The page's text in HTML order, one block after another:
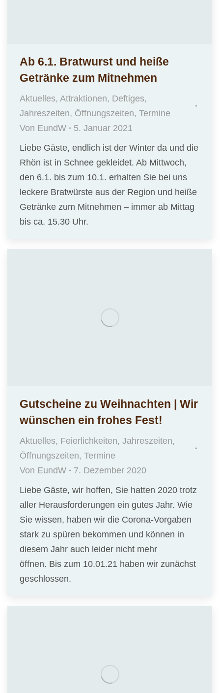
Ab 6.1. Bratwurst und heiße
Getränke zum Mitnehmen
Aktuelles, Attraktionen, Deftiges,
Jahreszeiten, Öffnungszeiten, Termine
Von EundW
5. Januar 2021
Liebe Gäste, endlich ist der Winter da und die
Rhön ist in Schnee gekleidet. Ab Mittwoch,
den 6.1. bis zum 10.1. erhalten Sie bei uns
leckere Bratwürste aus der Region und heiße
Getränke zum Mitnehmen – immer ab Mittag
bis ca. 15.30 Uhr.
Gutscheine zu Weihnachten | Wir
wünschen ein frohes Fest!
Aktuelles, Feierlichkeiten, Jahreszeiten,
Öffnungszeiten, Termine
Von EundW
7. Dezember 2020
Liebe Gäste, wir hoffen, Sie hatten 2020 trotz
aller Herausforderungen ein gutes Jahr. Wie
Sie wissen, haben wir die Corona-Vorgaben
stark zu spüren bekommen und können in
diesem Jahr auch leider nicht mehr
öffnen. Bis zum 10.01.21 haben wir zunächst
geschlossen.